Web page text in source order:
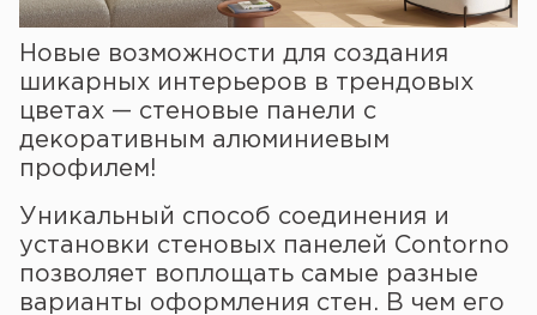
Новые возможности для создания
шикарных интерьеров в трендовых
цветах — стеновые панели с
декоративным алюминиевым
профилем!
Уникальный способ соединения и
установки стеновых панелей Contorno
позволяет воплощать самые разные
варианты оформления стен. В чем его